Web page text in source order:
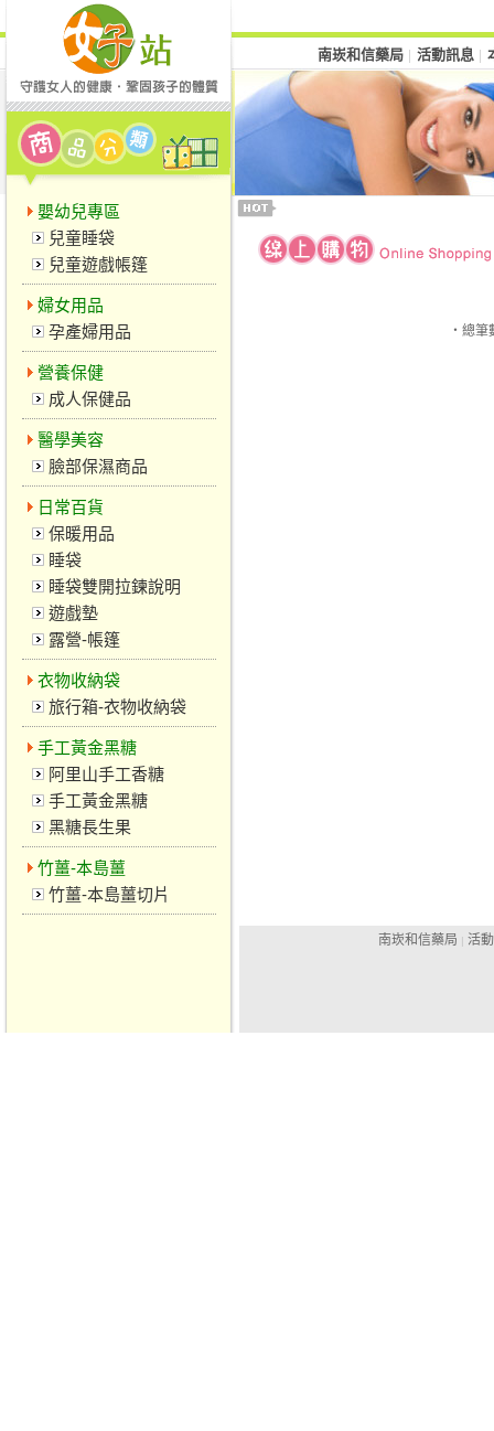
嬰幼兒專區
兒童睡袋
兒童遊戲帳篷
婦女用品
孕產婦用品
營養保健
成人保健品
醫學美容
臉部保濕商品
日常百貨
保暖用品
睡袋
睡袋雙開拉鍊說明
遊戲墊
露營-帳篷
衣物收納袋
旅行箱-衣物收納袋
手工黃金黑糖
阿里山手工香糖
手工黃金黑糖
黑糖長生果
竹薑-本島薑
竹薑-本島薑切片
南崁和信藥局 活動訊息
‧總筆
南崁和信藥局 | 活